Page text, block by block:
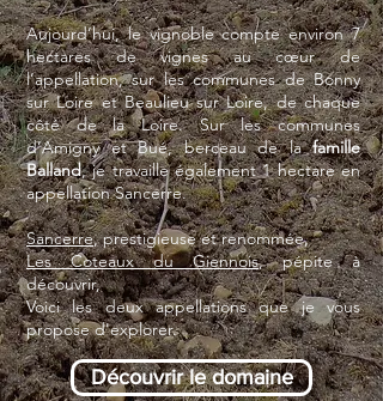
Aujourd’hui, le vignoble compte environ 7
hectares de vignes au cœur de
l’appellation, sur les communes de Bonny
sur Loire et Beaulieu sur Loire, de chaque
côté de la Loire. Sur les communes
d’Amigny et Bué, berceau de lafamille
Balland, je travaille également 1 hectare en
appellation Sancerre.
Sancerre, prestigieuse et renommée,
Les Coteaux du Giennois, pépite à
découvrir,
Voici les deux appellations que je vous
propose d'explorer.
Découvrir le domaine